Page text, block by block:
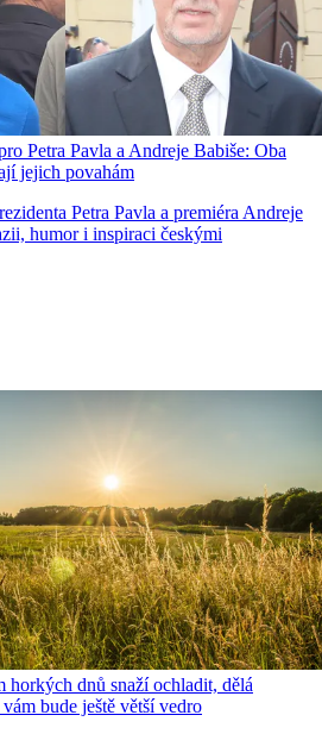
Petra Pavla a Andreje Babiše: Oba
jejich povahám
Petra Pavla a premiéra Andreje
humor i inspiraci českými
horkých dnů snaží ochladit, dělá
bude ještě větší vedro